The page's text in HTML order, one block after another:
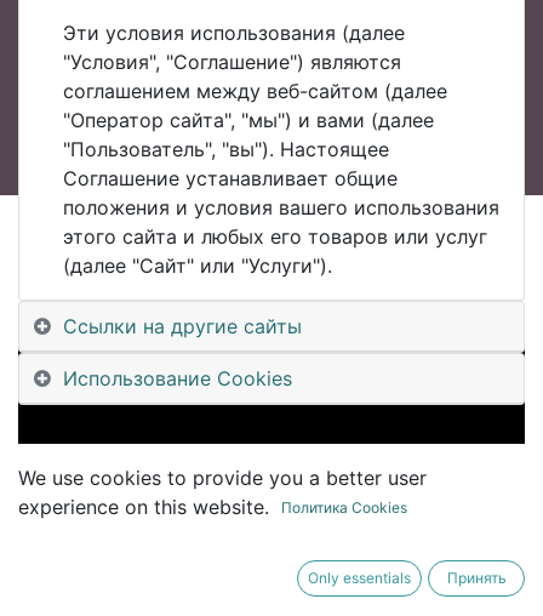
основные моменты
All Blogs
#UDM Уральский Клуб Цифровизации #UralsDigitalMachinery
#OdoobyRussia Перспективы применения #Odoo российскими компаниями - основные моменты
Эти условия использования (далее
"Условия", "Соглашение") являются
соглашением между веб-сайтом (далее
"Оператор сайта", "мы") и вами (далее
"Пользователь", "вы"). Настоящее
Соглашение устанавливает общие
положения и условия вашего использования
этого сайта и любых его товаров или услуг
(далее "Сайт" или "Услуги").
Ссылки на другие сайты
Использование Cookies
We use cookies to provide you a better user
experience on this website.
Политика Cookies
Only essentials Принять